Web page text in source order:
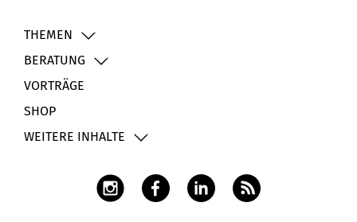
THEMEN
BERATUNG
VORTRÄGE
SHOP
WEITERE INHALTE